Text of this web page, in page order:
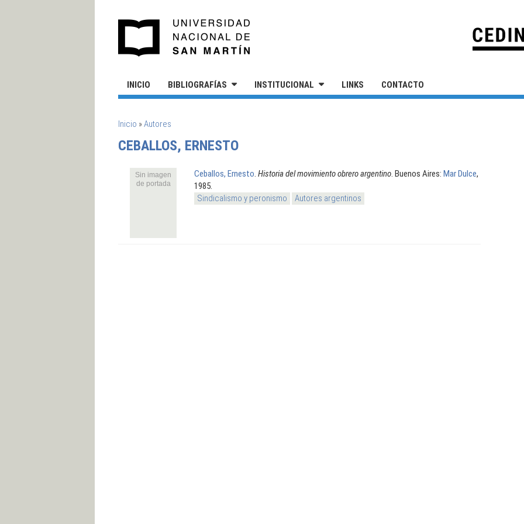
INICIO BIBLIOGRAFÍAS INSTITUCIONAL LINKS CONTACTO
SE ENCUENTRA USTED AQUÍ
Inicio »Autores
CEBALLOS, ERNESTO
Sin imagen
de portada
Ceballos, Ernesto Historia del movimiento obrero argentino . Buenos Aires: Mar Dulce,
1985.
Sindicalismo y peronismo
Autores argentinos